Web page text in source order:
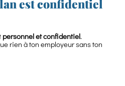
est confidentiel
personnel et confidentiel.
rien à ton employeur sans ton